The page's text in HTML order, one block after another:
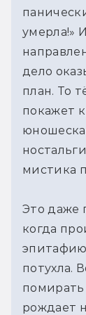
умерла!»
дело
план. То
покажет
мистика
Это даже
когда
эпитафию
потухла.
рождает